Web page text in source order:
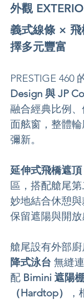
外觀
義式線條 ×
擇多元豐富
PRESTIGE 460
Design 與 JP
融合經典比例
面舷窗，整體
彌新。
延伸式飛橋遮頂
區，搭配艙尾
妙地結合休憩
保留遮陽與開放
艙尾設有外部
降式泳台 無縫
配 Bimini 遮陽
（Hardtop）